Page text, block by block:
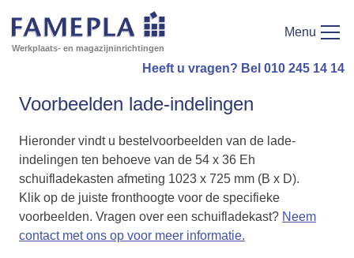
Werkplaats- en magazijninrichtingen
Menu
Heeft u vragen? Bel 010 245 14 14
Voorbeelden lade-indelingen
Hieronder vindt u bestelvoorbeelden van de lade-
indelingen ten behoeve van de 54 x 36 Eh
schuifladekasten afmeting 1023 x 725 mm (B x D).
Klik op de juiste fronthoogte voor de specifieke
voorbeelden. Vragen over een schuifladekast? Neem
contact met ons op voor meer informatie.